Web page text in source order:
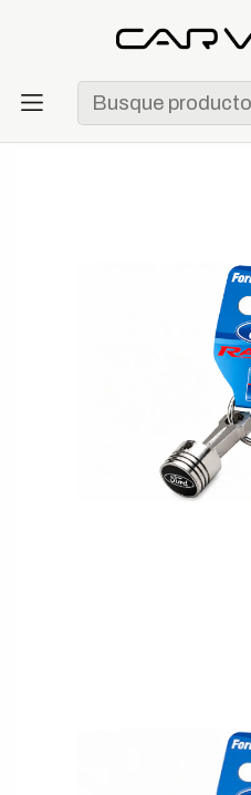
ENVÍO GRATIS POR
Llavero Pistón